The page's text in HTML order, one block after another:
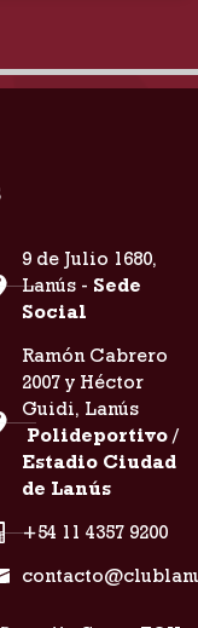
9 de Julio 1680,
Lanús - Sede
Social
Ramón Cabrero
2007 y Héctor
Guidi, Lanús
Polideportivo /
Estadio Ciudad
de Lanús
+54 11 4357 9200